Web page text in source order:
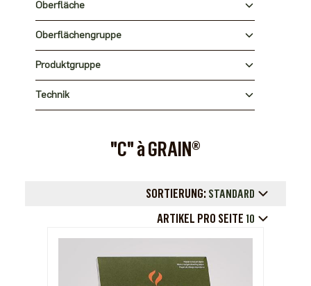
Oberfläche
Oberflächengruppe
Produktgruppe
Technik
"C" à GRAIN®
SORTIERUNG: STANDARD
ARTIKEL PRO SEITE 10